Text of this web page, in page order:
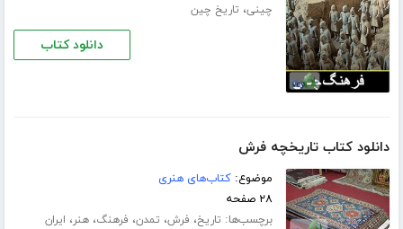
چینی، تاریخ چین
دانلود کتاب
دانلود کتاب تاریخچه فرش
موضوع:کتاب‌های هنری
۲۸ صفحه
برچسب‌ها: تاریخ، فرش، تمدن، فرهنگ،هنر، ایران